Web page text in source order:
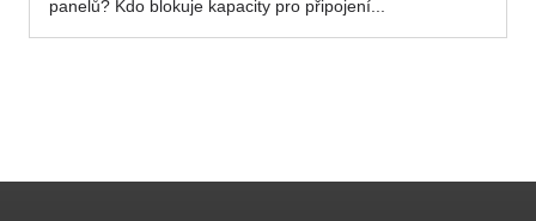
panelů? Kdo blokuje kapacity pro připojení...